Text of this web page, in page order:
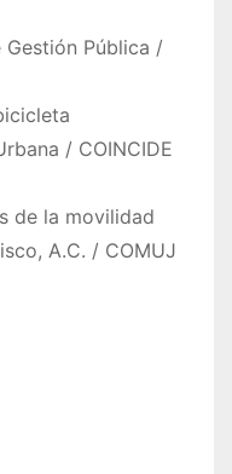
Pública /
/ COINCIDE
de la movilidad
A.C. / COMUJ